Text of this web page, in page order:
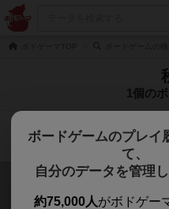
1個の
検
ボードゲームのプレイ
て、
自分のデータを管理
約75,000人がボドゲー